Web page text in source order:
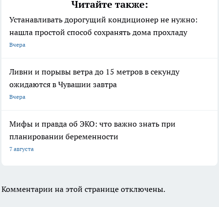
Читайте также:
Устанавливать дорогущий кондиционер не нужно:
нашла простой способ сохранять дома прохладу
Вчера
Ливни и порывы ветра до 15 метров в секунду
ожидаются в Чувашии завтра
Вчера
Мифы и правда об ЭКО: что важно знать при
планировании беременности
7 августа
Комментарии на этой странице отключены.